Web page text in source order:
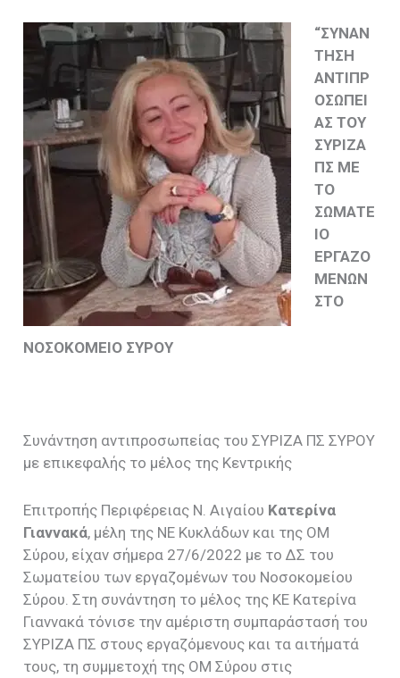
“ΣΥΝΑΝ
ΤΗΣΗ
ΑΝΤΙΠΡ
ΟΣΩΠΕΙ
ΑΣ ΤΟΥ
ΣΥΡΙΖΑ
ΠΣ ΜΕ
ΤΟ
ΣΩΜΑΤΕ
ΙΟ
ΕΡΓΑΖΟ
ΜΕΝΩΝ
ΣΤΟ
ΝΟΣΟΚΟΜΕΙΟ ΣΥΡΟΥ
Συνάντηση αντιπροσωπείας του ΣΥΡΙΖΑ ΠΣ ΣΥΡΟΥ
με επικεφαλής το μέλος της Κεντρικής
Επιτροπής Περιφέρειας Ν. Αιγαίου Κατερίνα
Γιαννακά, μέλη της ΝΕ Κυκλάδων και της ΟΜ
Σύρου, είχαν σήμερα 27/6/2022 με το ΔΣ του
Σωματείου των εργαζομένων του Νοσοκομείου
Σύρου. Στη συνάντηση το μέλος της ΚΕ Κατερίνα
Γιαννακά τόνισε την αμέριστη συμπαράστασή του
ΣΥΡΙΖΑ ΠΣ στους εργαζόμενους και τα αιτήματά
τους, τη συμμετοχή της ΟΜ Σύρου στις